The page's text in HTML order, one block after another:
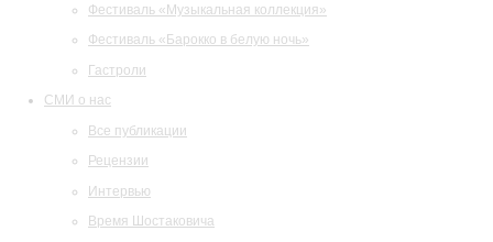
Фестиваль «Музыкальная коллекция»
Фестиваль «Барокко в белую ночь»
Гастроли
СМИ о нас
Все публикации
Рецензии
Интервью
Время Шостаковича